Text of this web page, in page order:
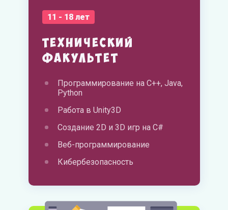
11 - 18 лет
Технический
факультет
Программирование на C++, Java,
Python
Работа в Unity3D
Создание 2D и 3D игр на C#
Веб-программирование
Кибербезопасность